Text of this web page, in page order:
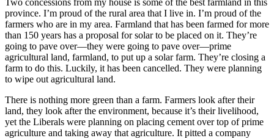
Two concessions from my house is some of the best farmland in this
province. I’m proud of the rural area that I live in. I’m proud of the
farmers who are in my area. Farmland that has been farmed for more
than 150 years has a proposal for solar to be placed on it. They’re
going to pave over—they were going to pave over—prime
agricultural land, farmland, to put up a solar farm. They’re closing a
farm to do this. Luckily, it has been cancelled. They were planning
to wipe out agricultural land.
There is nothing more green than a farm. Farmers look after their
land, they look after the environment, because it’s their livelihood,
yet the Liberals were planning on placing cement over top of prime
agriculture and taking away that agriculture. It pitted a company